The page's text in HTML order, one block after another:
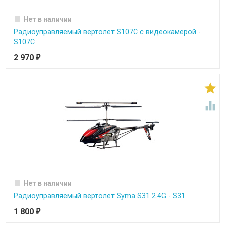
Нет в наличии
Радиоуправляемый вертолет S107C с видеокамерой -
S107C
2 970 ₽


Нет в наличии
Радиоуправляемый вертолет Syma S31 2.4G - S31
1 800 ₽